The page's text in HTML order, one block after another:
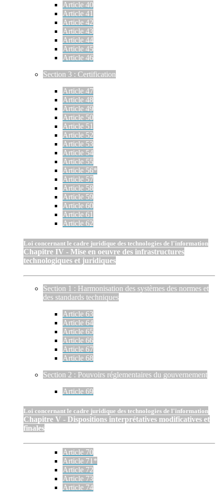
Article 40
Article 41
Article 42
Article 43
Article 44
Article 45
Article 46
Section 3 : Certification
Article 47
Article 48
Article 49
Article 50
Article 51
Article 52
Article 53
Article 54
Article 55
Article 56*
Article 57
Article 58
Article 59
Article 60
Article 61
Article 62
Loi concernant le cadre juridique des technologies de l'information
Chapitre IV - Mise en oeuvre des infrastructures
technologiques et juridiques
Section 1 : Harmonisation des systèmes des normes et
des standards techniques
Article 63
Article 64
Article 65
Article 66
Article 67
Article 68
Section 2 : Pouvoirs réglementaires du gouvernement
Article 69
Loi concernant le cadre juridique des technologies de l'information
Chapitre V - Dispositions interprétatives modificatives et
finales
Article 70
Article 71*
Article 72
Article 73
Article 74